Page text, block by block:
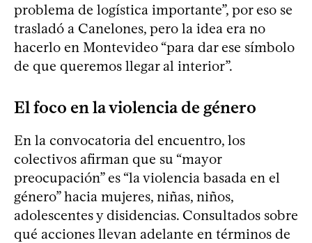
problema de logística importante”, por eso se
trasladó a Canelones, pero la idea era no
hacerlo en Montevideo “para dar ese símbolo
de que queremos llegar al interior”.
El foco en la violencia de género
En la convocatoria del encuentro, los
colectivos afirman que su “mayor
preocupación” es “la violencia basada en el
género” hacia mujeres, niñas, niños,
adolescentes y disidencias. Consultados sobre
qué acciones llevan adelante en términos de